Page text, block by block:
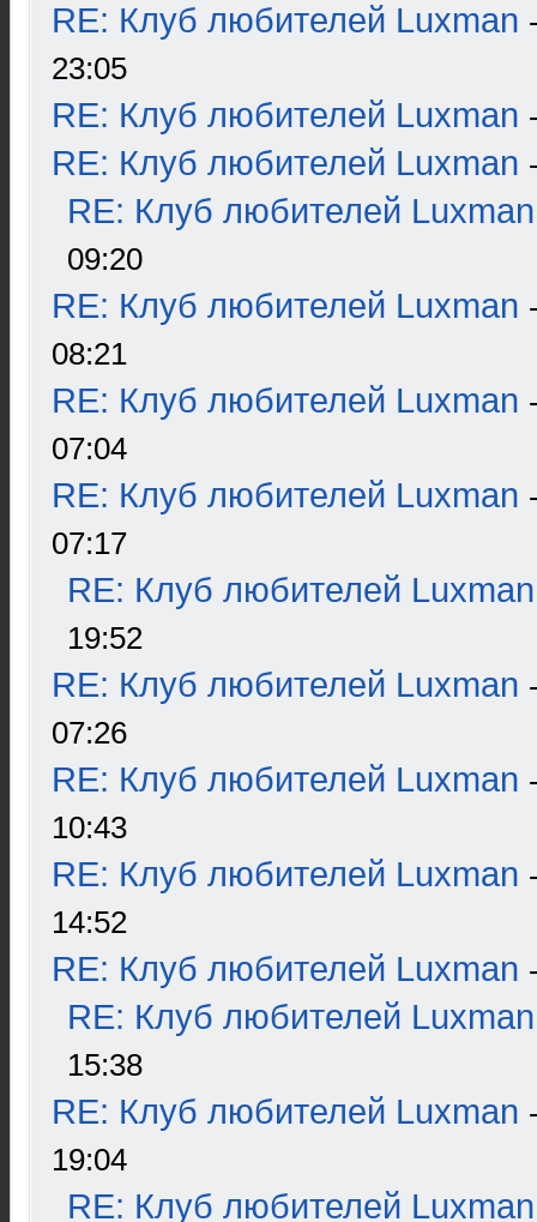
RE: Клуб любителей Luxman
23:05
RE: Клуб любителей Luxman
RE: Клуб любителей Luxman
RE: Клуб любителей Luxman
09:20
RE: Клуб любителей Luxman
08:21
RE: Клуб любителей Luxman
07:04
RE: Клуб любителей Luxman
07:17
RE: Клуб любителей Luxman
19:52
RE: Клуб любителей Luxman
07:26
RE: Клуб любителей Luxman
10:43
RE: Клуб любителей Luxman
14:52
RE: Клуб любителей Luxman
RE: Клуб любителей Luxman
15:38
RE: Клуб любителей Luxman
19:04
RE: Клуб любителей Luxman